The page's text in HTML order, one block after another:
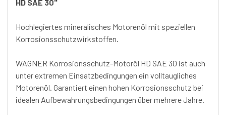
HD SAE 30"
Hochlegiertes mineralisches Motorenöl mit speziellen
Korrosionsschutzwirkstoffen.
WAGNER Korrosionsschutz-Motoröl HD SAE 30 ist auch
unter extremen Einsatzbedingungen ein volltaugliches
Motorenöl. Garantiert einen hohen Korrosionsschutz bei
idealen Aufbewahrungsbedingungen über mehrere Jahre.